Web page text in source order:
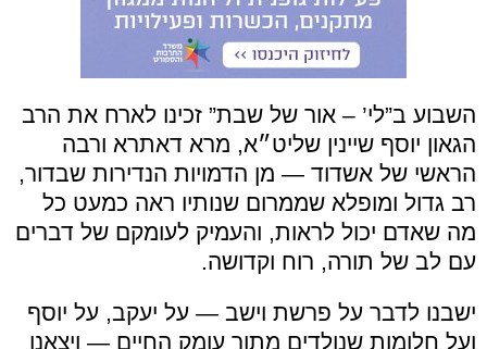
השבוע ב”לי’ – אור של שבת” זכינו לארח את הרב
הגאון יוסף שיינין שליט״א, מרא דאתרא ורבה
הראשי של אשדוד — מן הדמויות הנדירות שבדור,
רב גדול ומופלא שממרום שנותיו ראה כמעט כל
מה שאדם יכול לראות, והעמיק לעומקם של דברים
עם לב של תורה, רוח וקדושה.
ישבנו לדבר על פרשת וישב — על יעקב, על יוסף
ועל חלומות שנולדים מתוך עומק החיים — ויצאנו